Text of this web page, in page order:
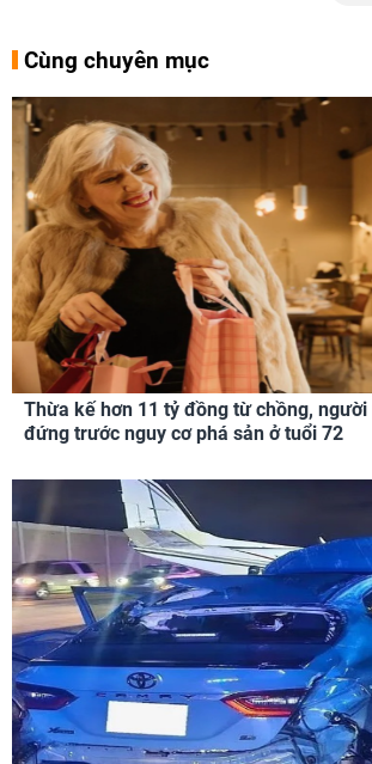
Cùng chuyên mục
Thừa kế hơn 11 tỷ đồng từ chồng,
đứng trước nguy cơ phá sản ở tuổi 72